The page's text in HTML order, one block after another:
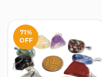
71%
OFF